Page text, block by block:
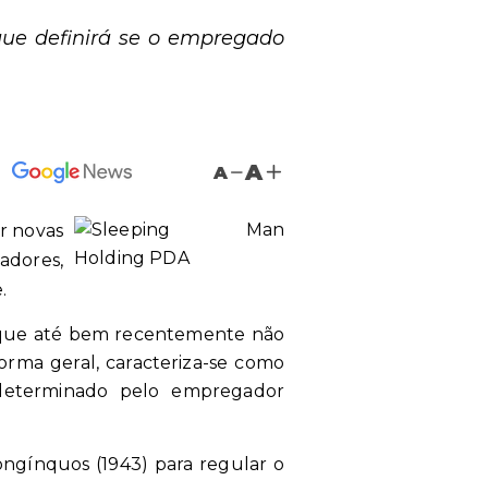
definirá se o empregado
A A
novas
até bem recentemente não
geral, caracteriza-se como
pelo empregador
(1943) para regular o